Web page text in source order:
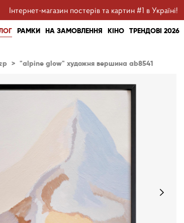
Інтернет-магазин постерів та картин #1 в Україні!
РАМКИ НА ЗАМОВЛЕННЯ КІНО ТРЕНДОВІ 2026
> "alpine glow" художня вершина ab8541